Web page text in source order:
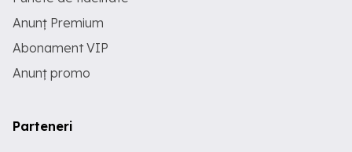
Anunț Premium
Abonament VIP
Anunț promo
Parteneri